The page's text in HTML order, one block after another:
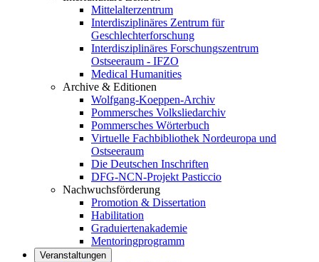
Mittelalterzentrum
Interdisziplinäres Zentrum für
Geschlechterforschung
Interdisziplinäres Forschungszentrum
Ostseeraum - IFZO
Medical Humanities
Archive & Editionen
Wolfgang-Koeppen-Archiv
Pommersches Volksliedarchiv
Pommersches Wörterbuch
Virtuelle Fachbibliothek Nordeuropa und
Ostseeraum
Die Deutschen Inschriften
DFG-NCN-Projekt Pasticcio
Nachwuchsförderung
Promotion & Dissertation
Habilitation
Graduiertenakademie
Mentoringprogramm
Veranstaltungen